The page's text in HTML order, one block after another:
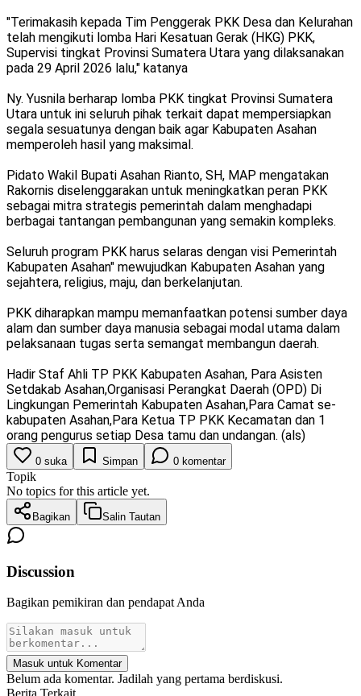
"Terimakasih kepada Tim Penggerak PKK Desa dan Kelurahan
telah mengikuti lomba Hari Kesatuan Gerak (HKG) PKK,
Supervisi tingkat Provinsi Sumatera Utara yang dilaksanakan
pada 29 April 2026 lalu," katanya
Ny. Yusnila berharap lomba PKK tingkat Provinsi Sumatera
Utara untuk ini seluruh pihak terkait dapat mempersiapkan
segala sesuatunya dengan baik agar Kabupaten Asahan
memperoleh hasil yang maksimal.
Pidato Wakil Bupati Asahan Rianto, SH, MAP mengatakan
Rakornis diselenggarakan untuk meningkatkan peran PKK
sebagai mitra strategis pemerintah dalam menghadapi
berbagai tantangan pembangunan yang semakin kompleks.
Seluruh program PKK harus selaras dengan visi Pemerintah
Kabupaten Asahan" mewujudkan Kabupaten Asahan yang
sejahtera, religius, maju, dan berkelanjutan.
PKK diharapkan mampu memanfaatkan potensi sumber daya
alam dan sumber daya manusia sebagai modal utama dalam
pelaksanaan tugas serta semangat membangun daerah.
Hadir Staf Ahli TP PKK Kabupaten Asahan, Para Asisten
Setdakab Asahan,Organisasi Perangkat Daerah (OPD) Di
Lingkungan Pemerintah Kabupaten Asahan,Para Camat se-
kabupaten Asahan,Para Ketua TP PKK Kecamatan dan 1
orang pengurus setiap Desa tamu dan undangan. (als)
0 suka Simpan 0 komentar
Topik
No topics for this article yet.
Bagikan Salin Tautan
Discussion
Bagikan pemikiran dan pendapat Anda
Masuk untuk Komentar
Belum ada komentar. Jadilah yang pertama berdiskusi.